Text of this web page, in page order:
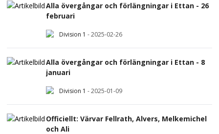
Alla övergångar och förlängningar i Ettan - 26
februari
Division 1 -2025-02-26
Alla övergångar och förlängningar i Ettan - 8
januari
Division 1 -2025-01-09
Officiellt: Värvar Fellrath, Alvers, Melkemichel
och Ali